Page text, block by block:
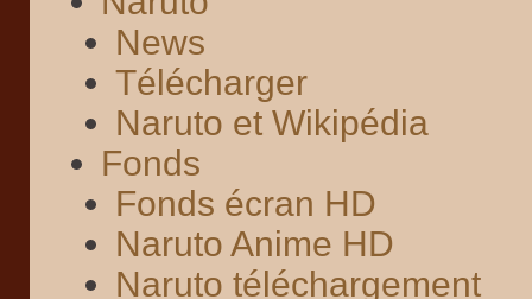
News
Télécharger
Naruto et Wikipédia
Fonds
Fonds écran HD
Naruto Anime HD
Naruto téléchargement